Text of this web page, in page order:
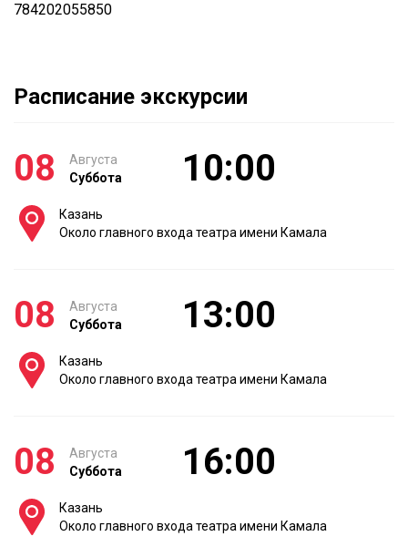
784202055850
Расписание экскурсии
08
Августа
Суббота
10:00
Казань
Около главного входа театра имени Камала
08
Августа
Суббота
13:00
Казань
Около главного входа театра имени Камала
08
Августа
Суббота
16:00
Казань
Около главного входа театра имени Камала